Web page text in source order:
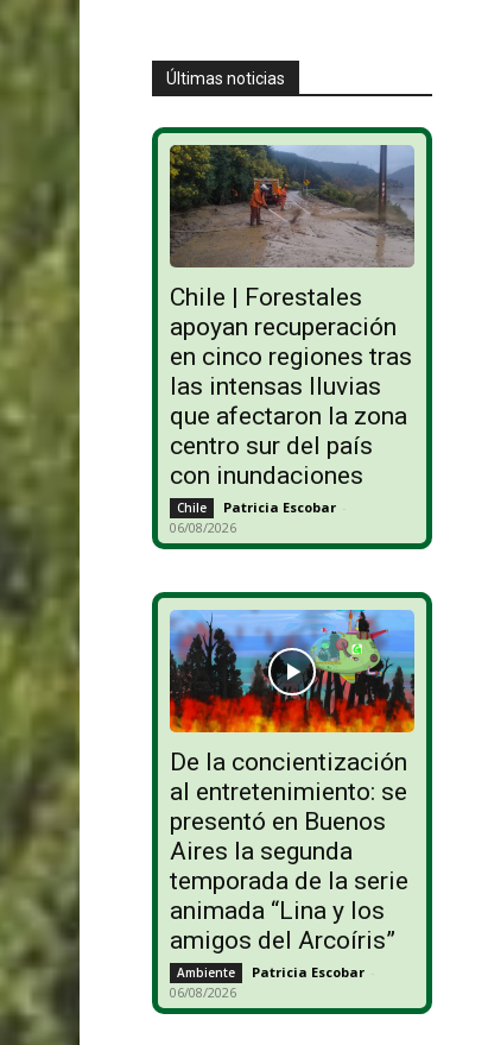
Últimas noticias
Chile | Forestales
apoyan recuperación
en cinco regiones tras
las intensas lluvias
que afectaron la zona
centro sur del país
con inundaciones
Chile Patricia Escobar -
06/08/2026
De la concientización
al entretenimiento: se
presentó en Buenos
Aires la segunda
temporada de la serie
animada “Lina y los
amigos del Arcoíris”
Ambiente Patricia Escobar -
06/08/2026